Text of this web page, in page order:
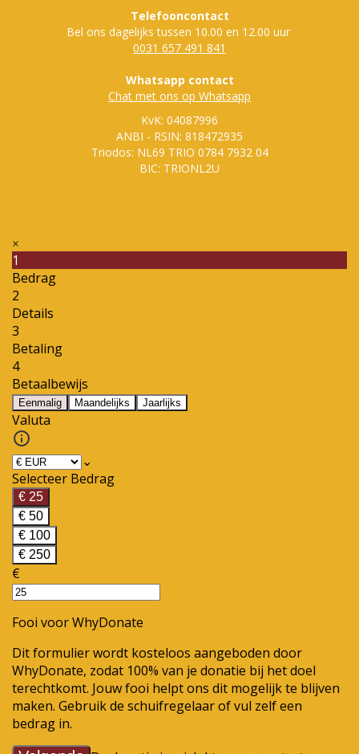
Telefooncontact
Bel ons dagelijks tussen 10.00 en 12.00 uur
0031 657 491 841
Whatsapp contact
Chat met ons op Whatsapp
KvK: 04087996
ANBI - RSIN: 818472935
Triodos: NL69 TRIO 0784 7932 04
BIC: TRIONL2U